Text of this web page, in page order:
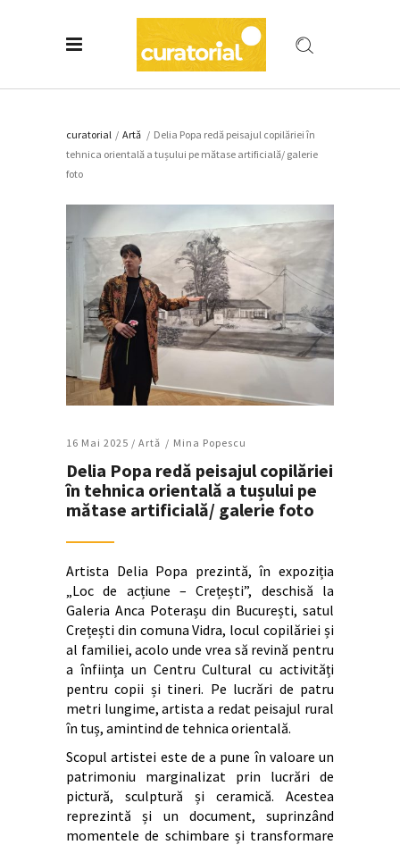
curatorial / Artǎ / Delia Popa redă peisajul copilăriei în
tehnica orientală a tușului pe mătase artificială/ galerie
foto
16 Mai 2025 / Artǎ Mina Popescu
Delia Popa redă peisajul copilăriei
în tehnica orientală a tușului pe
mătase artificială/ galerie foto
Artista Delia Popa prezintă, în expoziția
„Loc de acțiune – Crețești”, deschisă la
Galeria Anca Poterașu din București, satul
Crețești din comuna Vidra, locul copilăriei și
al familiei, acolo unde vrea să revină pentru
a înființa un Centru Cultural cu activități
pentru copii și tineri. Pe lucrări de patru
metri lungime, artista a redat peisajul rural
în tuș, amintind de tehnica orientală.
Scopul artistei este de a pune în valoare un
patrimoniu marginalizat prin lucrări de
pictură, sculptură și ceramică. Acestea
reprezintă și un document, suprinzând
momentele de schimbare și transformare